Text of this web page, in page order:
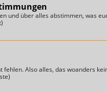
und über alles abstimmen, was
fehlen. Also alles, das woanders